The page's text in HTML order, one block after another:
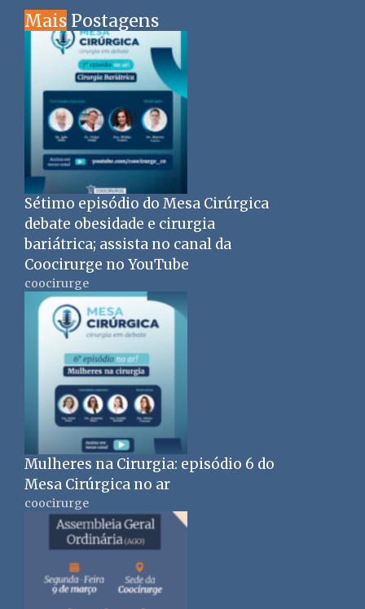
Mais Postagens
Sétimo episódio do Mesa Cirúrgica
debate obesidade e cirurgia
bariátrica; assista no canal da
Coocirurge no YouTube
coocirurge
Mulheres na Cirurgia: episódio 6 do
Mesa Cirúrgica no ar
coocirurge